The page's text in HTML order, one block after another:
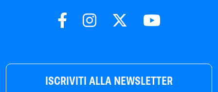
ISCRIVITI ALLA NEWSLETTER